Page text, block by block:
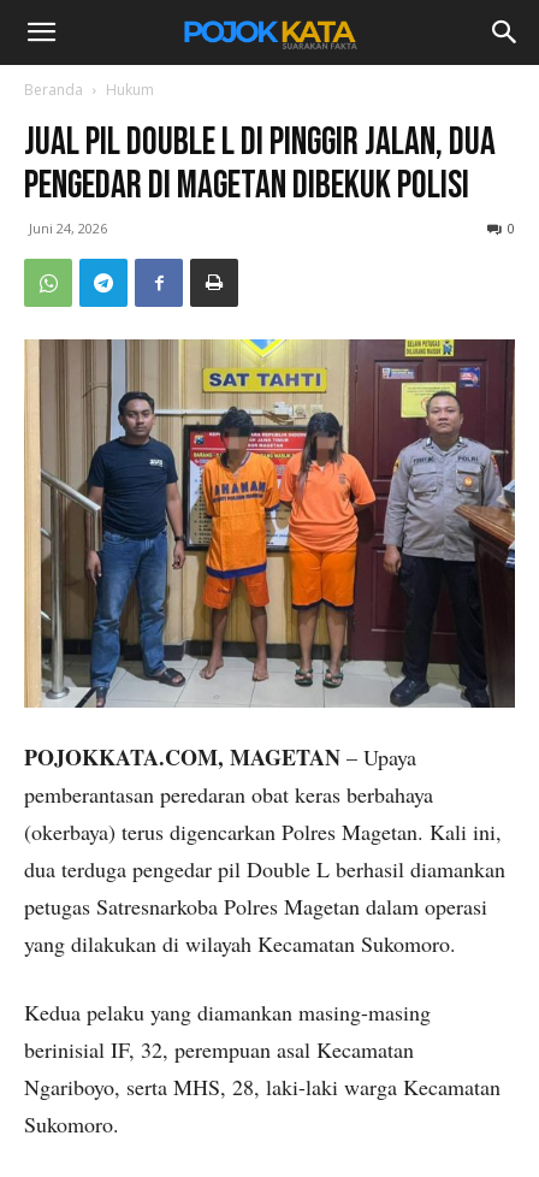
Beranda Hukum
Jual Pil Double L di Pinggir Jalan, Dua
Pengedar di Magetan Dibekuk Polisi
Juni 24, 2026 0
POJOKKATA.COM, MAGETAN – Upaya
pemberantasan peredaran obat keras berbahaya
(okerbaya) terus digencarkan Polres Magetan. Kali ini,
dua terduga pengedar pil Double L berhasil diamankan
petugas Satresnarkoba Polres Magetan dalam operasi
yang dilakukan di wilayah Kecamatan Sukomoro.
Kedua pelaku yang diamankan masing-masing
berinisial IF, 32, perempuan asal Kecamatan
Ngariboyo, serta MHS, 28, laki-laki warga Kecamatan
Sukomoro.